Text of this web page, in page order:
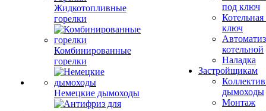
Жидкотопливные
горелки
Комбинированные
горелки
Немецкие дымоходы
под ключ
ключ
котельной
Наладка
Застройщикам
дымоходы
Монтаж